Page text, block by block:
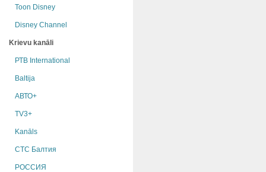
Toon Disney
Disney Channel
Krievu kanāli
РТB International
Baltija
АВТО+
TV3+
Kanāls
СТС Балтия
РОССИЯ